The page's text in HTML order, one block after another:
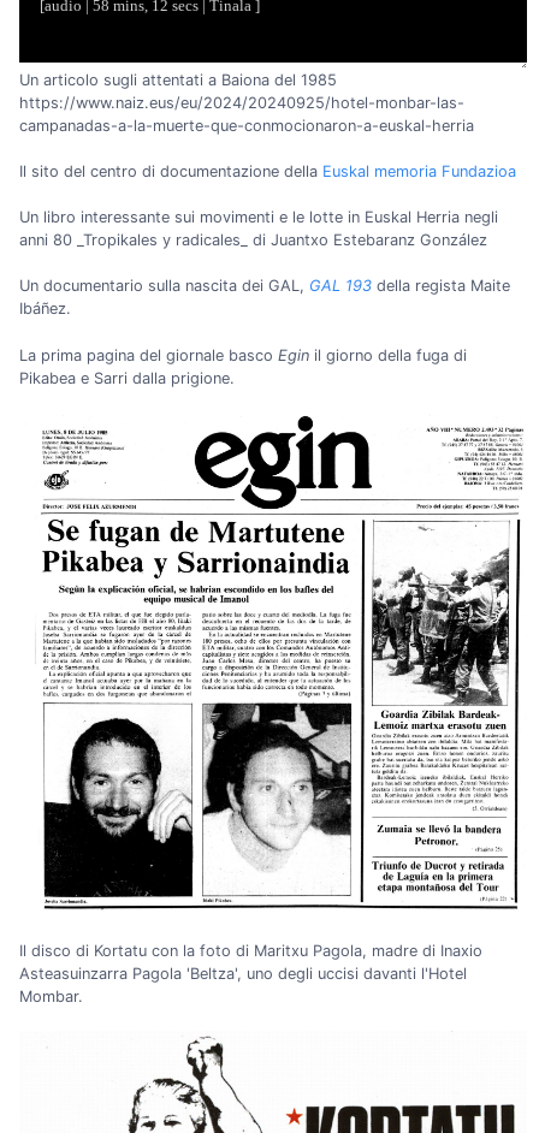
Un articolo sugli attentati a Baiona del 1985
https://www.naiz.eus/eu/2024/20240925/hotel-monbar-las-
campanadas-a-la-muerte-que-conmocionaron-a-euskal-herria
Il sito del centro di documentazione della Euskal memoria Fundazioa
Un libro interessante sui movimenti e le lotte in Euskal Herria negli
anni 80 _Tropikales y radicales _ di Juantxo Estebaranz González
Un documentario sulla nascita dei GAL, GAL 193 della regista Maite
Ibáñez.
La prima pagina del giornale basco Egin il giorno della fuga di
Pikabea e Sarri dalla prigione.
Il disco di Kortatu con la foto di Maritxu Pagola, madre di Inaxio
Asteasuinzarra Pagola 'Beltza', uno degli uccisi davanti l'Hotel
Mombar.